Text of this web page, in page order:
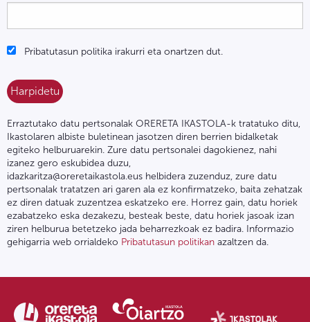
Pribatutasun politika irakurri eta onartzen dut.
Erraztutako datu pertsonalak ORERETA IKASTOLA-k tratatuko ditu,
Ikastolaren albiste buletinean jasotzen diren berrien bidalketak
egiteko helburuarekin. Zure datu pertsonalei dagokienez, nahi
izanez gero eskubidea duzu,
idazkaritza@oreretaikastola.eus helbidera zuzenduz, zure datu
pertsonalak tratatzen ari garen ala ez konfirmatzeko, baita zehatzak
ez diren datuak zuzentzea eskatzeko ere. Horrez gain, datu horiek
ezabatzeko eska dezakezu, besteak beste, datu horiek jasoak izan
ziren helburua betetzeko jada beharrezkoak ez badira. Informazio
gehigarria web orrialdeko Pribatutasun politikan azaltzen da.